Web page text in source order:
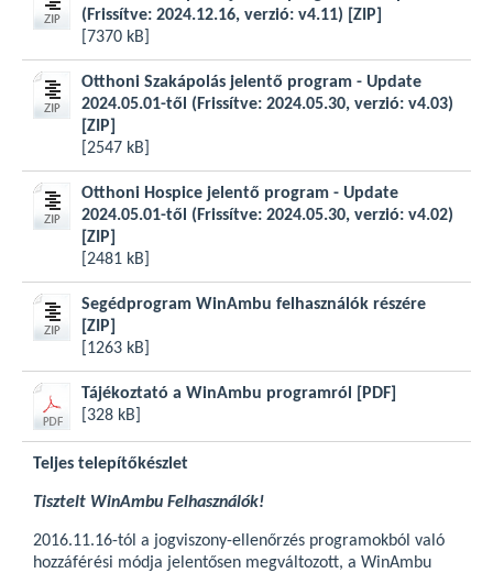
(Frissítve: 2024.12.16, verzió: v4.11)
[ZIP]
[7370 kB]
Otthoni Szakápolás jelentő program - Update
2024.05.01-től (Frissítve: 2024.05.30, verzió: v4.03)
[ZIP]
[2547 kB]
Otthoni Hospice jelentő program - Update
2024.05.01-től (Frissítve: 2024.05.30, verzió: v4.02)
[ZIP]
[2481 kB]
Segédprogram WinAmbu felhasználók részére
[ZIP]
[1263 kB]
Tájékoztató a WinAmbu programról
[PDF]
[328 kB]
Teljes telepítőkészlet
Tisztelt WinAmbu Felhasználók!
2016.11.16-tól a jogviszony-ellenőrzés programokból való
hozzáférési módja jelentősen megváltozott, a WinAmbu